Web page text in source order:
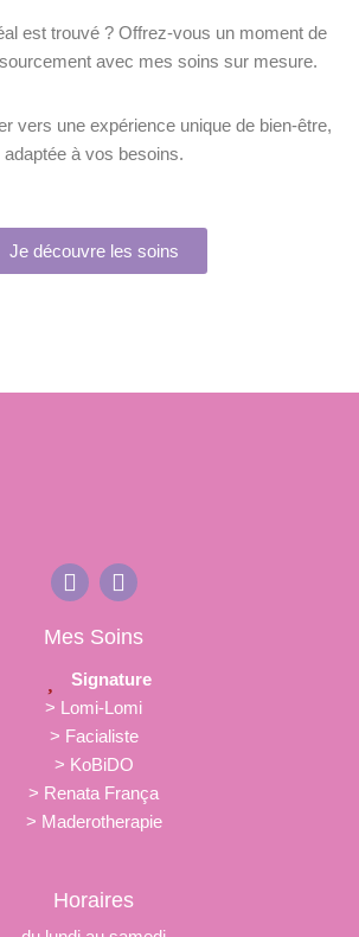
est trouvé ? Offrez-vous un moment de
avec mes soins sur mesure.
vers une expérience unique de bien-être,
adaptée à vos besoins.
Je découvre les soins
Mes Soins
Signature
> Lomi-Lomi
> Facialiste
> KoBiDO
> Renata França
> Maderotherapie
Horaires